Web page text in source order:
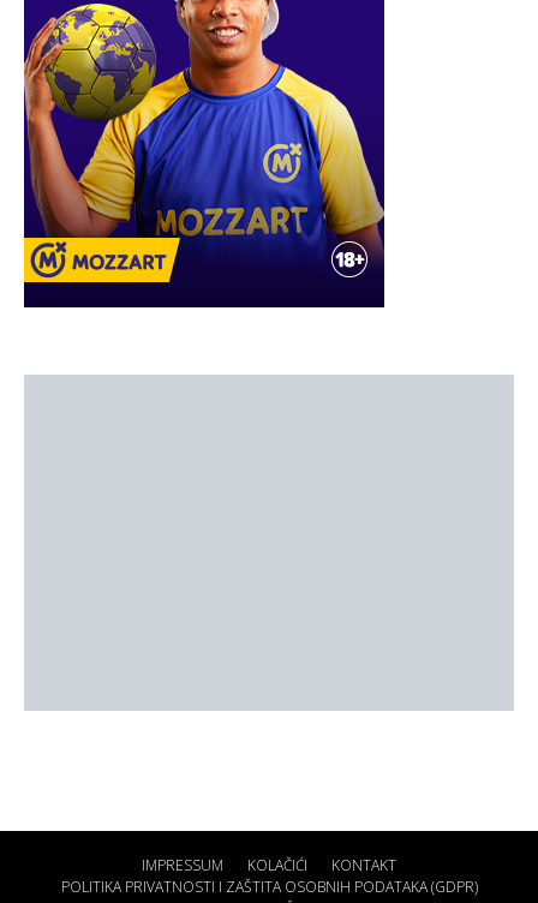
IMPRESSUM KOLAČIĆI
KONTAKT
POLITIKA PRIVATNOSTI I ZAŠTITA OSOBNIH PODATAKA (GDPR)